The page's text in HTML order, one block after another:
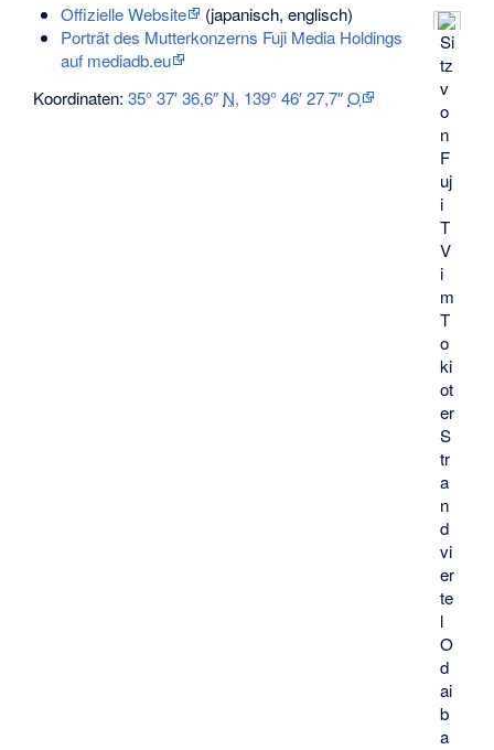
Si
tz
v
o
n
F
uj
i
T
V
i
m
T
o
ki
ot
er
S
tr
a
n
d
vi
er
te
l
O
d
ai
b
a
Offizielle Website
(japanisch, englisch)
Porträt des Mutterkonzerns Fuji Media Holdings
auf mediadb.eu
Koordinaten:35° 37′ 36,6″ N, 139° 46′ 27,7″O